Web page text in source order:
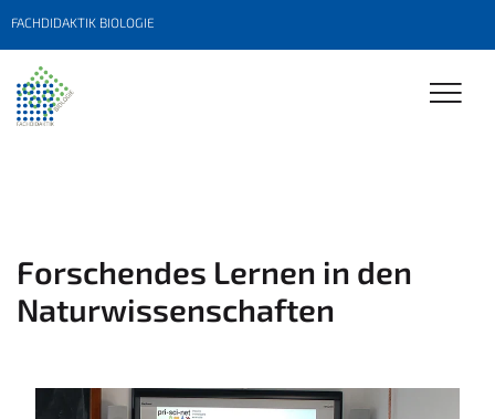
FACHDIDAKTIK BIOLOGIE
Forschendes Lernen in den
Naturwissenschaften